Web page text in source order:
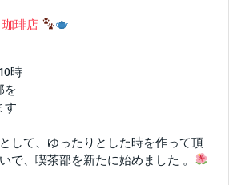
琲店
時
を
す
して、ゆったりとした時を作って頂
で、喫茶部を新たに始めました 。